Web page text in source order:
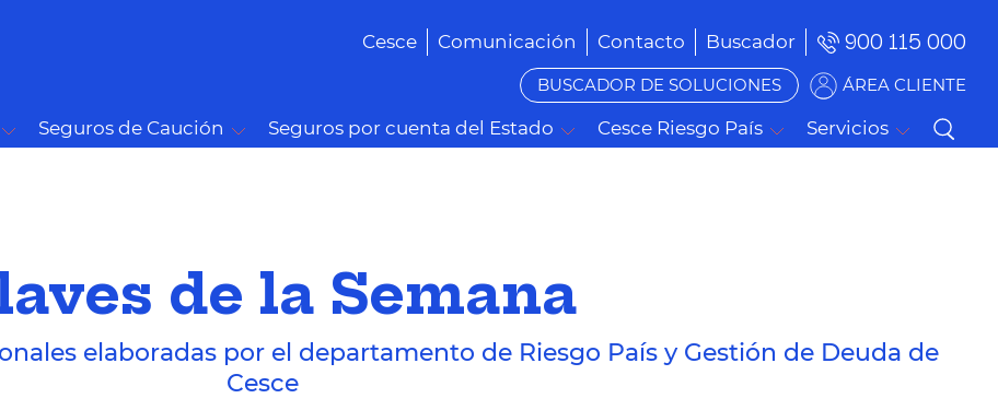
Cesce Comunicación Contacto Buscador 900 115 000
BUSCADOR DE SOLUCIONES ÁREA CLIENTE
Seguros de Caución Seguros por cuenta del Estado Cesce Riesgo País Servicios
de la Semana
elaboradas por el departamento de Riesgo País y Gestión de Deuda de
Cesce